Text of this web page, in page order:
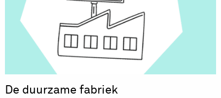
De duurzame fabriek